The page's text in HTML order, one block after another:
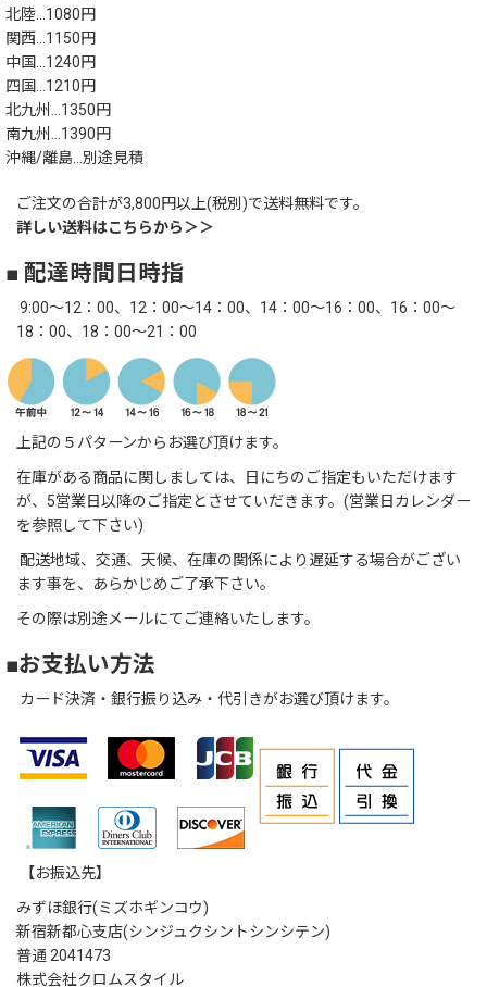
北陸…1080円
関西…1150円
中国…1240円
四国…1210円
北九州…1350円
南九州…1390円
沖縄/離島…別途見積
ご注文の合計が3,800円以上(税別)で送料無料です。
詳しい送料はこちらから＞＞
■ 配達時間日時指
9:00～12：00、12：00～14：00、14：00～16：00、16：00～
18：00、18：00～21：00
上記の５パターンからお選び頂けます。
在庫がある商品に関しましては、日にちのご指定もいただけます
が、5営業日以降のご指定とさせていだきます。(営業日カレンダー
を参照して下さい)
配送地域、交通、天候、在庫の関係により遅延する場合がござい
ます事を、あらかじめご了承下さい。
その際は別途メールにてご連絡いたします。
■お支払い方法
カード決済・銀行振り込み・代引きがお選び頂けます。
【お振込先】
みずほ銀行(ミズホギンコウ)
新宿新都心支店(シンジュクシントシンシテン)
普通 2041473
株式会社クロムスタイル